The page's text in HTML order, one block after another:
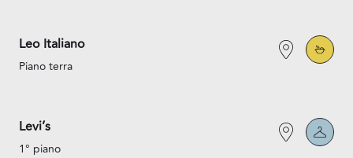
Leo Italiano
Piano terra
Levi’s
1° piano